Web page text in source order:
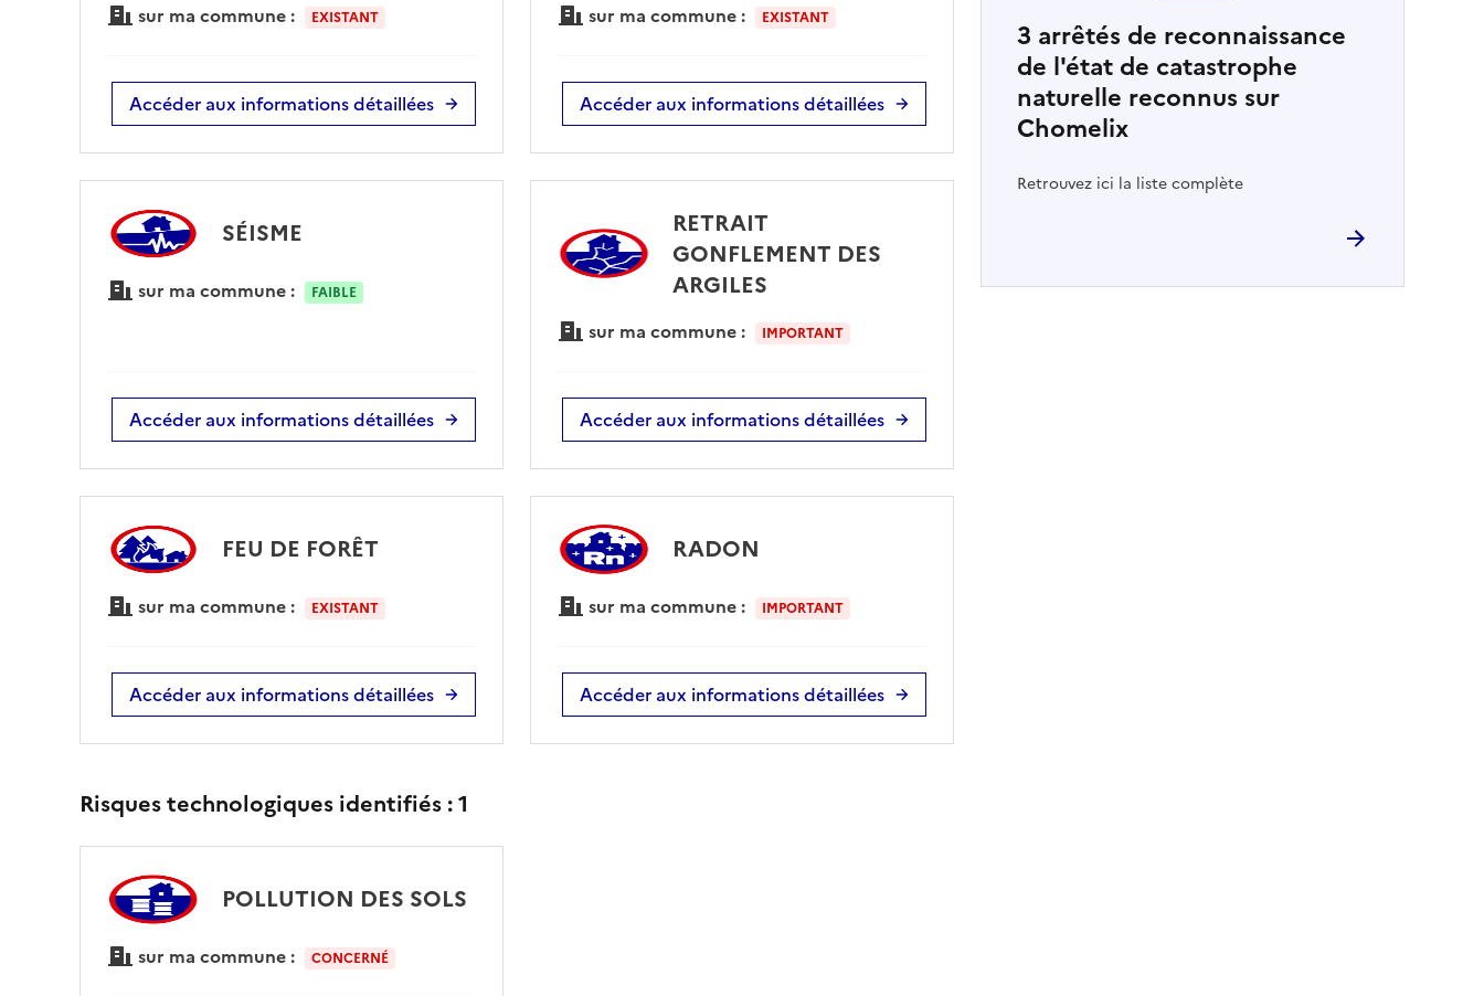
sur ma commune : EXISTANT
Accéder aux informations détaillées
sur ma commune : EXISTANT
Accéder aux informations détaillées
SÉISME
sur ma commune : FAIBLE
Accéder aux informations détaillées
RETRAIT
GONFLEMENT DES
ARGILES
sur ma commune : IMPORTANT
Accéder aux informations détaillées
FEU DE FORÊT
sur ma commune : EXISTANT
Accéder aux informations détaillées
RADON
sur ma commune : IMPORTANT
Accéder aux informations détaillées
Risques technologiques identifiés :1
POLLUTION DES SOLS
sur ma commune : CONCERNÉ
3 arrêtés de reconnaissance
de l'état de catastrophe
naturelle reconnus sur
Chomelix
Retrouvez ici la liste complète